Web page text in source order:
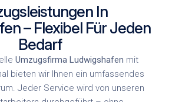
In
– Flexibel Für Jeden
Bedarf
Umzugsfirma Ludwigshafen mit
bieten wir Ihnen ein umfassendes
Jeder Service wird von unseren